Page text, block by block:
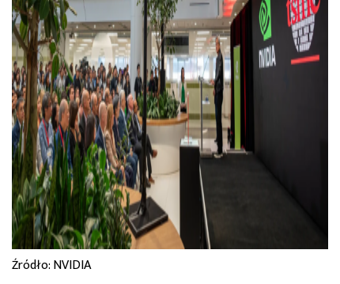
Źródło: NVIDIA